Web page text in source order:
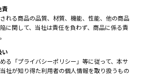
責
れる商品の品質、材質、機能、性能、他の商品
に関して、当社は責任を負わず、商品に係る責
い
る「プライバシーポリシー」等に従って、本サ
社が知り得た利用者の個人情報を取り扱うもの